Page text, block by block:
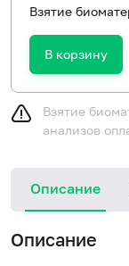
Взятие
В корзину
Взятие
анализов
Описание
Описание